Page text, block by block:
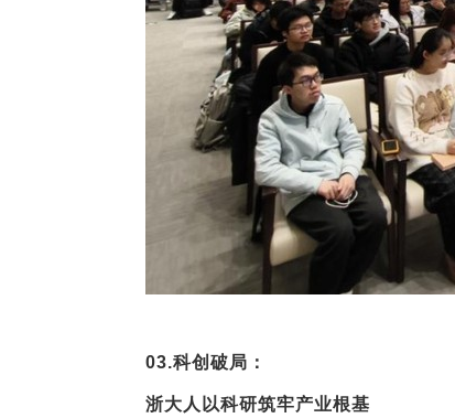
03.科创破局：
浙大人以科研筑牢产业根基